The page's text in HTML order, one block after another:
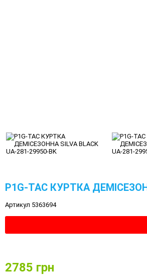
P1G-TAC КУРТКА
Артикул 5363694
2785 грн